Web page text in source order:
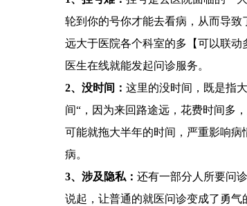
轮到你的号你才能去看病，从而导
远大于医院各个科室的多【可以联
医生在线就能发起问诊服务。
2、没时间： 这里的没时间，既是指
间“，因为来回路途远，花费时间多
可能就拖大半年的时间，严重影响
病。
3、涉及隐私： 还有一部分人所要问
说起，让普通的就医问诊变成了勇